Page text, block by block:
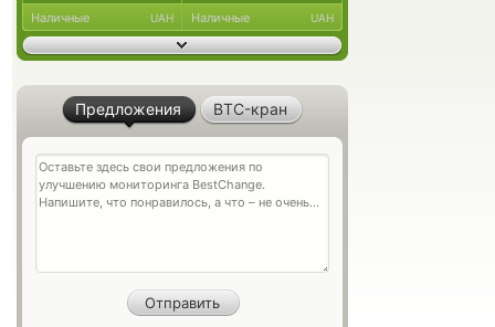
Наличные UAH Наличные UAH
Предложения BTC-кран